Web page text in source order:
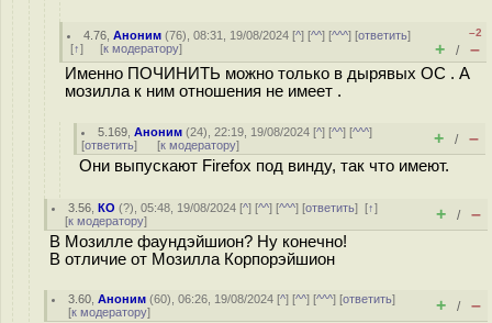
4.76 ,Аноним (76), 08:31, 19/08/2024 [^] [^^] [^^^] [ответить]
[↑] [к модератору]
–2
+ / –
Именно ПОЧИНИТЬ можно только в дырявых ОС . А
мозилла к ним отношения не имеет .
5.169 ,Аноним (24), 22:19, 19/08/2024 [^] [^^] [^^^]
[ответить] [к модератору] + / –
Они выпускают Firefox под винду, так что имеют.
3.56 ,КО (?), 05:48, 19/08/2024 [^] [^^] [^^^] [ответить][↑]
[к модератору] + / –
В Мозилле фаундэйшион? Ну конечно!
В отличие от Мозилла Корпорэйшион
3.60 ,Аноним (60), 06:26, 19/08/2024 [^] [^^] [^^^] [ответить]
[к модератору] + / –